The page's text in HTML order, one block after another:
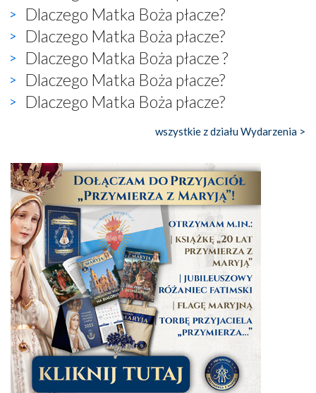
Dlaczego Matka Boża płacze?
Dlaczego Matka Boża płacze?
Dlaczego Matka Boża płacze ?
Dlaczego Matka Boża płacze?
Dlaczego Matka Boża płacze?
wszystkie z działu Wydarzenia >